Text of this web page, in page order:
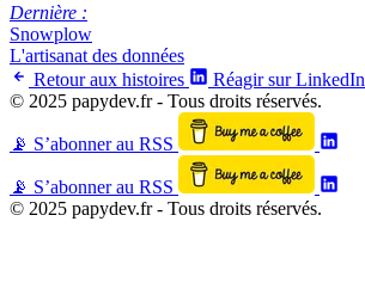
Dernière :
Snowplow
L'artisanat des données
Retour aux histoires
Réagir sur LinkedIn
© 2025 papydev.fr - Tous droits réservés.
📡 S’abonner au RSS
📡 S’abonner au RSS
© 2025 papydev.fr - Tous droits réservés.